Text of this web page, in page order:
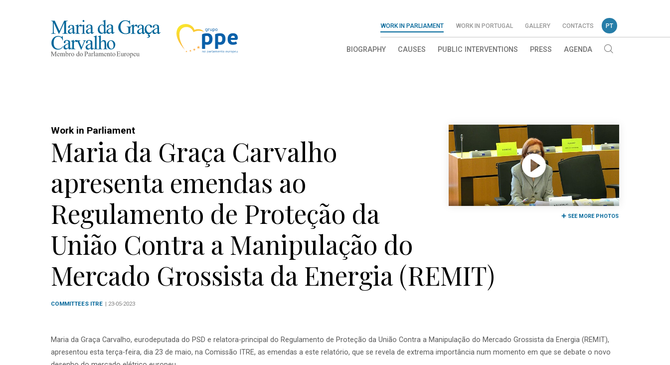
WORK IN PARLIAMENT WORK IN PORTUGAL GALLERY CONTACTS PT
BIOGRAPHY CAUSES PUBLIC INTERVENTIONS PRESS AGENDA
SEE MORE PHOTOS
Work in Parliament
Maria da Graça Carvalho
apresenta emendas ao
Regulamento de Proteção da
União Contra a Manipulação do
Mercado Grossista da Energia (REMIT)
COMMITTEES ITRE | 23-05-2023
Maria da Graça Carvalho, eurodeputada do PSD e relatora-principal do Regulamento de Proteção da União Contra a Manipulação do Mercado Grossista da Energia (REMIT),
apresentou esta terça-feira, dia 23 de maio, na Comissão ITRE, as emendas a este relatório, que se revela de extrema importância num momento em que se debate o novo